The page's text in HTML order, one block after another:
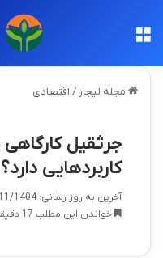
مجله لیجار / اقتصادی
جرثقیل
کاربردهایی دارد؟
آخرین به روز رسانی: 14/11/1404
خواندن این مطلب 17 دقیقه زمان میبرد